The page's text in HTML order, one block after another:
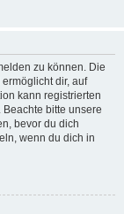
zu können. Die
dir, auf
kann registrierten
bitte unsere
bevor du dich
wenn du dich in